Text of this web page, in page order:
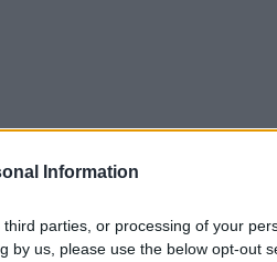
Information
parties, or processing of your
by us, please use the below opt-out
minden történhet velük. A
figyelmét arra, hogy nem
üzenni ezekkel a kedves
a könyv: próbáld a helytelen